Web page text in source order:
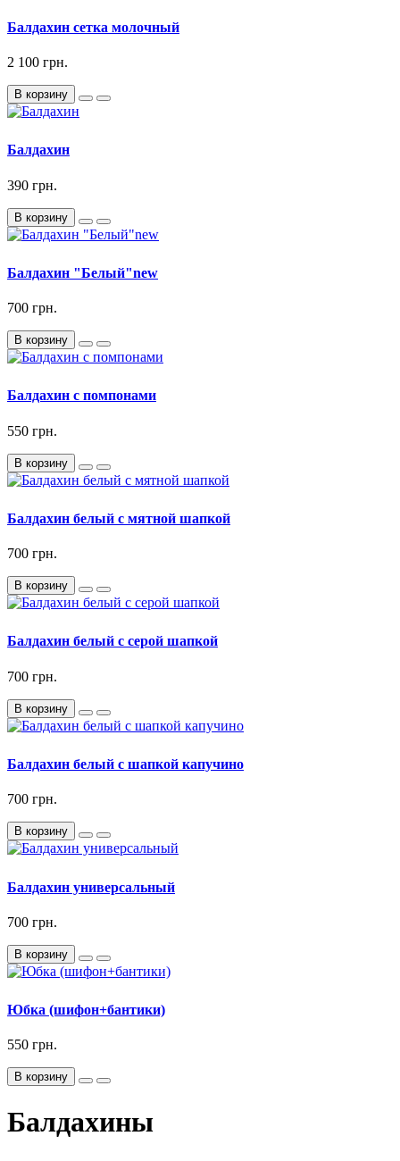
Балдахин сетка молочный
2 100 грн.
В корзину
Балдахин
390 грн.
В корзину
Балдахин "Белый"new
700 грн.
В корзину
Балдахин c помпонами
550 грн.
В корзину
Балдахин белый с мятной шапкой
700 грн.
В корзину
Балдахин белый с серой шапкой
700 грн.
В корзину
Балдахин белый с шапкой капучино
700 грн.
В корзину
Балдахин универсальный
700 грн.
В корзину
Юбка (шифон+бантики)
550 грн.
В корзину
Балдахины